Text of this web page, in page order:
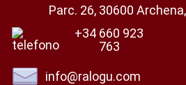
Parc. 26, 30600
+34 660 923
763
info@ralogu.com